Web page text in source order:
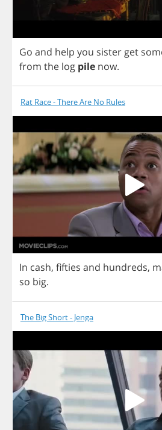
Go and help you sister get
from the log pile now.
Rat Race - There Are No Rules
In cash, fifties and hundreds,
so big.
The Big Short - Jenga